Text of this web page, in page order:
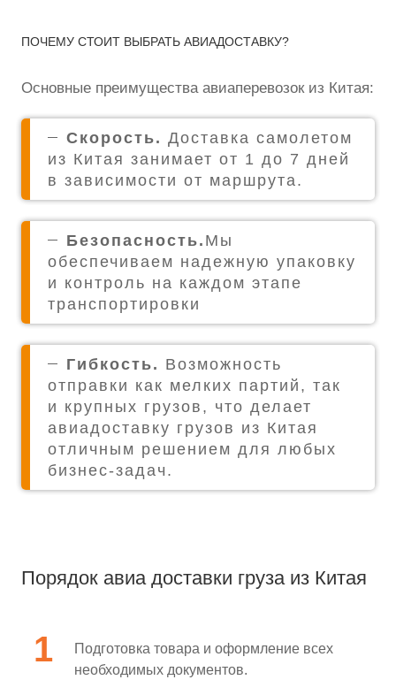
ПОЧЕМУ СТОИТ ВЫБРАТЬ АВИАДОСТАВКУ?
Основные преимущества авиаперевозок из Китая:
Скорость. Доставка самолетом
из Китая занимает от 1 до 7 дней
в зависимости от маршрута.
Безопасность. Мы
обеспечиваем надежную упаковку
и контроль на каждом этапе
транспортировки
Гибкость. Возможность
отправки как мелких партий, так
и крупных грузов, что делает
авиадоставку грузов из Китая
отличным решением для любых
бизнес-задач.
Порядок авиа доставки груза из Китая
Подготовка товара и оформление всех
необходимых документов.